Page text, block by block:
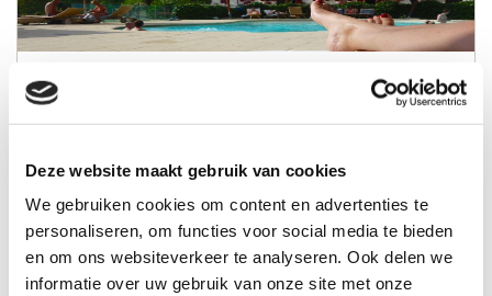
Deze website maakt gebruik van cookies
We gebruiken cookies om content en advertenties te
personaliseren, om functies voor social media te bieden
en om ons websiteverkeer te analyseren. Ook delen we
informatie over uw gebruik van onze site met onze
Short break wandelvakanties
Trektocht wandelvakanties